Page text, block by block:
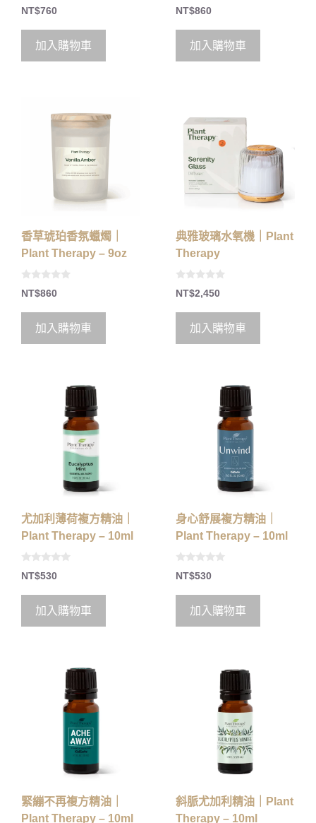
0
o
5
NT$760
加入購物車
0
o
5
NT$860
加入購物車
香草琥珀香氛蠟燭｜
Plant Therapy – 9oz
0
o
t
5
NT$860
加入購物車
典雅玻璃水氧機｜Plant
Therapy
0
o
t
5
NT$2,450
加入購物車
尤加利薄荷複方精油｜
Plant Therapy – 10ml
0
o
t
5
NT$530
加入購物車
身心舒展複方精油｜
Plant Therapy – 10ml
0
o
t
5
NT$530
加入購物車
緊繃不再複方精油｜
Plant Therapy – 10ml
斜脈尤加利精油｜Plant
Therapy – 10ml